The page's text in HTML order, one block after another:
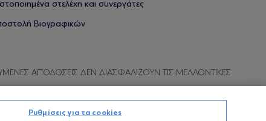
στελέχη και συνεργάτες
Βιογραφικών
ΑΠΟΔΟΣΕΙΣ ΔΕΝ ΔΙΑΣΦΑΛΙΖΟΥΝ ΤΙΣ ΜΕΛΛΟΝΤΙΚΕΣ
Ρυθμίσεις για τα cookies